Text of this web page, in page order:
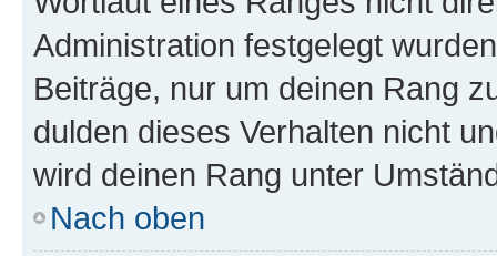
Administration festgelegt
Beiträge, nur um deinen Rang
dulden dieses Verhalten nicht
wird deinen Rang unter
Nach oben